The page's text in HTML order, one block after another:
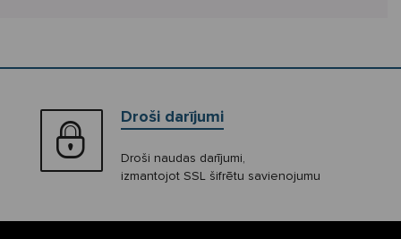
Droši darījumi
Droši naudas darījumi,
izmantojot SSL šifrētu savienojumu